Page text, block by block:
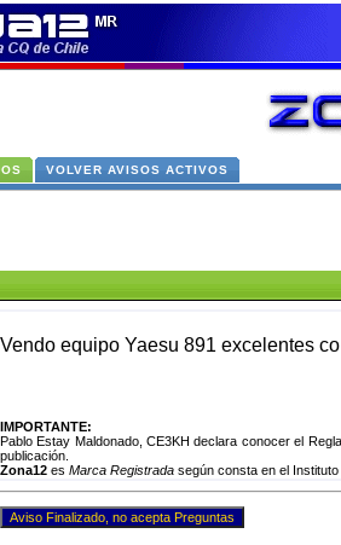
VOLVER AVISOS ACTIVOS
Vendo equipo Yaesu 891 excelentes
IMPORTANTE:
Pablo Estay Maldonado, CE3KH declara conocer el
publicación.
Zona12 es Marca Registrada según consta en el